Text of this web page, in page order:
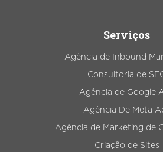
Serviços
Agência de Inbound
Consultoria de
Agência de Google
Agência De Meta
Agência de Marketing de
Criação de Sites